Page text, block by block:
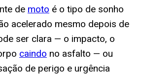
de moto é o tipo de sonho
acelerado mesmo depois de
ser clara — o impacto, o
caindo no asfalto — ou
de perigo e urgência